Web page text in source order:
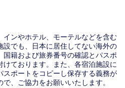
インやホテル、モーテルなどを含む
設でも、日本に​居住してない海外の
国籍および旅券番号の確認とパスポ
け​ております。また、各宿泊施設に
スポートをコピーし保存する義務が
、ご協力をお願いいたします。